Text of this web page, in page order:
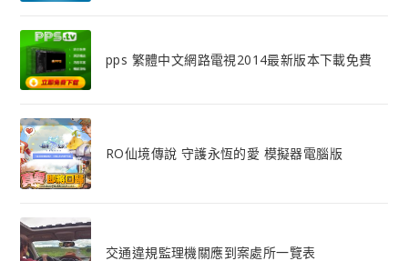
pps 繁體中文網路電視2014最新版本下載免費
RO仙境傳說 守護永恆的愛 模擬器電腦版
交通違規監理機關應到案處所一覽表